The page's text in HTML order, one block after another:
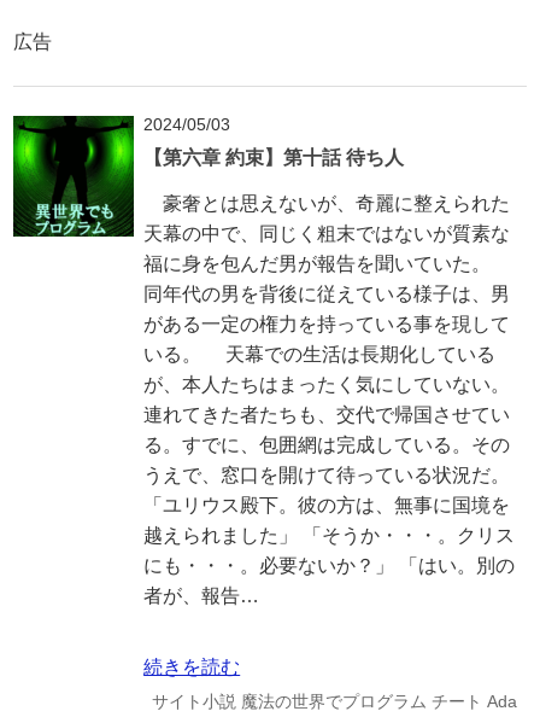
広告
2024/05/03
【第六章 約束】第十話 待ち人
豪奢とは思えないが、奇麗に整えられた
天幕の中で、同じく粗末ではないが質素な
福に身を包んだ男が報告を聞いていた。
同年代の男を背後に従えている様子は、男
がある一定の権力を持っている事を現して
いる。 天幕での生活は長期化している
が、本人たちはまったく気にしていない。
連れてきた者たちも、交代で帰国させてい
る。すでに、包囲網は完成している。その
うえで、窓口を開けて待っている状況だ。
「ユリウス殿下。彼の方は、無事に国境を
越えられました」 「そうか・・・。クリス
にも・・・。必要ないか？」 「はい。別の
者が、報告…
続きを読む
サイト小説 魔法の世界でプログラム チート Ada